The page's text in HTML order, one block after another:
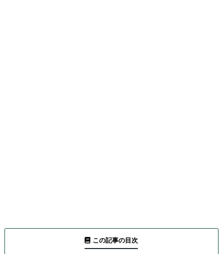
この記事の目次